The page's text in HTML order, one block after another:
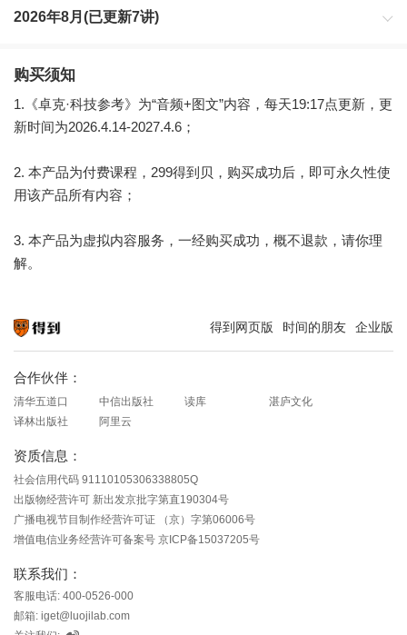
2026年8月(已更新7讲)
购买须知
1.《卓克·科技参考》为“音频+图文”内容，每天19:17点更新，更
新时间为2026.4.14-2027.4.6；
2. 本产品为付费课程，299得到贝，购买成功后，即可永久性使
用该产品所有内容；
3. 本产品为虚拟内容服务，一经购买成功，概不退款，请你理
解。
得到网页版 时间的朋友 企业版
合作伙伴：
清华五道口 中信出版社 读库
湛庐文化
译林出版社
阿里云
资质信息：
社会信用代码 91110105306338805Q
出版物经营许可 新出发京批字第直190304号
广播电视节目制作经营许可证 （京）字第06006号
增值电信业务经营许可备案号 京ICP备15037205号
联系我们：
客服电话: 400-0526-000
邮箱: iget@luojilab.com